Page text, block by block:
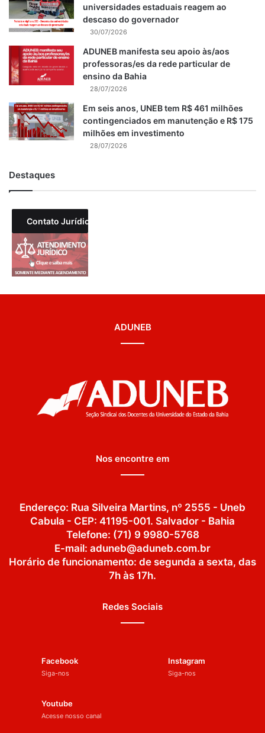
universidades estaduais reagem ao
descaso do governador
30/07/2026
ADUNEB manifesta seu apoio às/aos
professoras/es da rede particular de
ensino da Bahia
28/07/2026
Em seis anos, UNEB tem R$ 461 milhões
contingenciados em manutenção e R$ 175
milhões em investimento
28/07/2026
Destaques
Contato Jurídico
ADUNEB
Nos encontre em
Endereço: Rua Silveira Martins, nº 2555 - Uneb
Cabula - CEP: 41195-001. Salvador - Bahia
Telefone: (71) 9 9980-5768
E-mail: aduneb@aduneb.com.br
Horário de funcionamento: de segunda a sexta, das
7h às 17h.
Redes Sociais
Facebook
Siga-nos
Instagram
Siga-nos
Youtube
Acesse nosso canal